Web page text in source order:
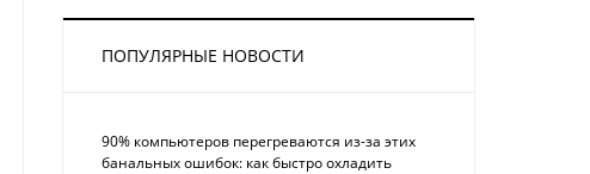
ПОПУЛЯРНЫЕ НОВОСТИ
90% компьютеров перегреваются из-за этих
банальных ошибок: как быстро охладить